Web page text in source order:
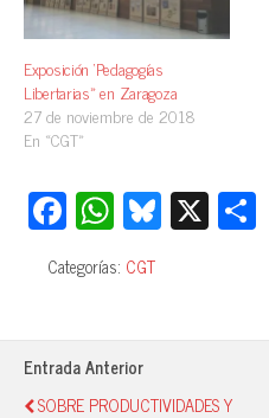
Exposición ‘Pedagogías
Libertarias» en Zaragoza
27 de noviembre de 2018
En «CGT»
Fa
ce
bo
ok
W
ha
ts
A
pp
Bl
ue
y
X
Categorías: CGT
Entrada Anterior
SOBRE PRODUCTIVIDADES Y